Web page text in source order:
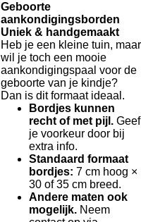
Geboorte
aankondigingsborden
Uniek & handgemaakt
Heb je een kleine tuin, maar
wil je toch een mooie
aankondigingspaal voor de
geboorte van je kindje?
Dan is dit formaat ideaal.
Bordjes kunnen
recht of met pijl. Geef
je voorkeur door bij
extra info.
Standaard formaat
bordjes: 7 cm hoog ×
30 of 35 cm breed.
Andere maten ook
mogelijk. Neem